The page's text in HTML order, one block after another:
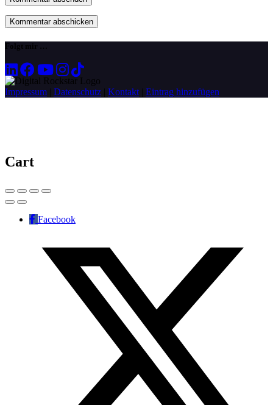
Folgt mir …
Impressum | Datenschutz | Kontakt | Eintrag hinzufügen
Cart
Facebook